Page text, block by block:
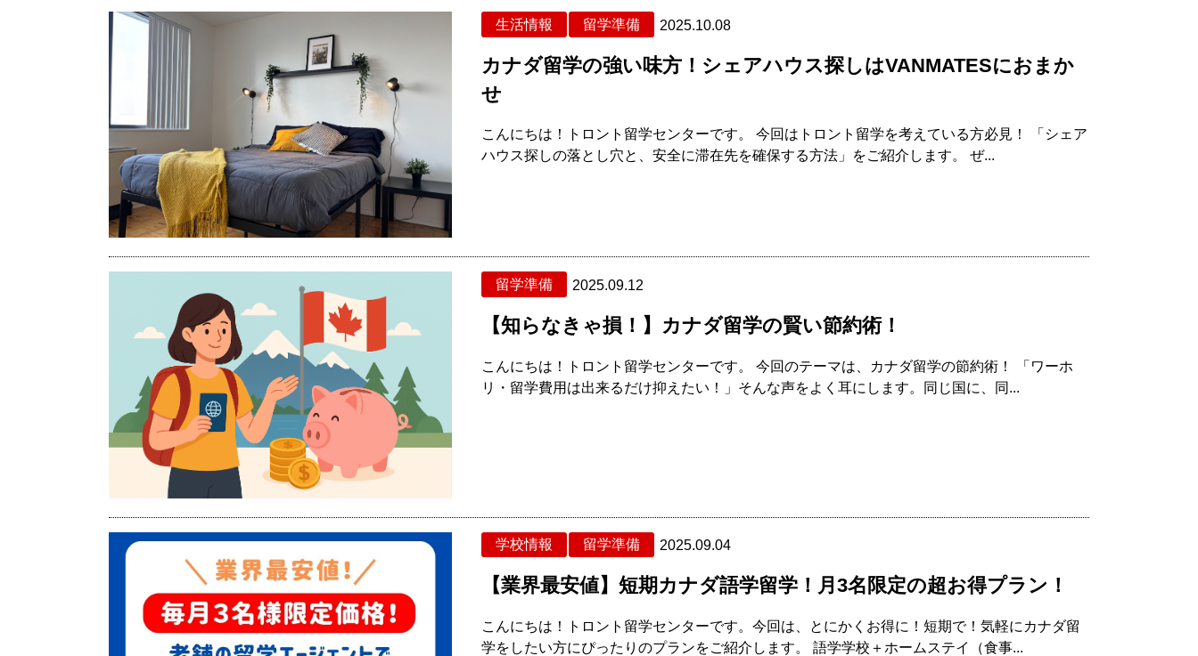
生活情報 留学準備 2025.10.08
カナダ留学の強い味方！シェアハウス探しはVANMATESにおまか
せ
こんにちは！トロント留学センターです。 今回はトロント留学を考えている方必見！ 「シェア
ハウス探しの落とし穴と、安全に滞在先を確保する方法」をご紹介します。 ぜ...
留学準備 2025.09.12
【知らなきゃ損！】カナダ留学の賢い節約術！
こんにちは！トロント留学センターです。 今回のテーマは、カナダ留学の節約術！ 「ワーホ
リ・留学費用は出来るだけ抑えたい！」そんな声をよく耳にします。同じ国に、同...
学校情報 留学準備 2025.09.04
【業界最安値】短期カナダ語学留学！月3名限定の超お得プラン！
こんにちは！トロント留学センターです。今回は、とにかくお得に！短期で！気軽にカナダ留
学をしたい方にぴったりのプランをご紹介します。 語学学校＋ホームステイ（食事...